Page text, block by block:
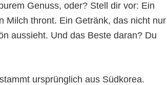
Genuss, oder? Stell dir vor: Ein
Milch thront. Ein Getränk, das nicht nur
aussieht. Und das Beste daran? Du
ursprünglich aus Südkorea.